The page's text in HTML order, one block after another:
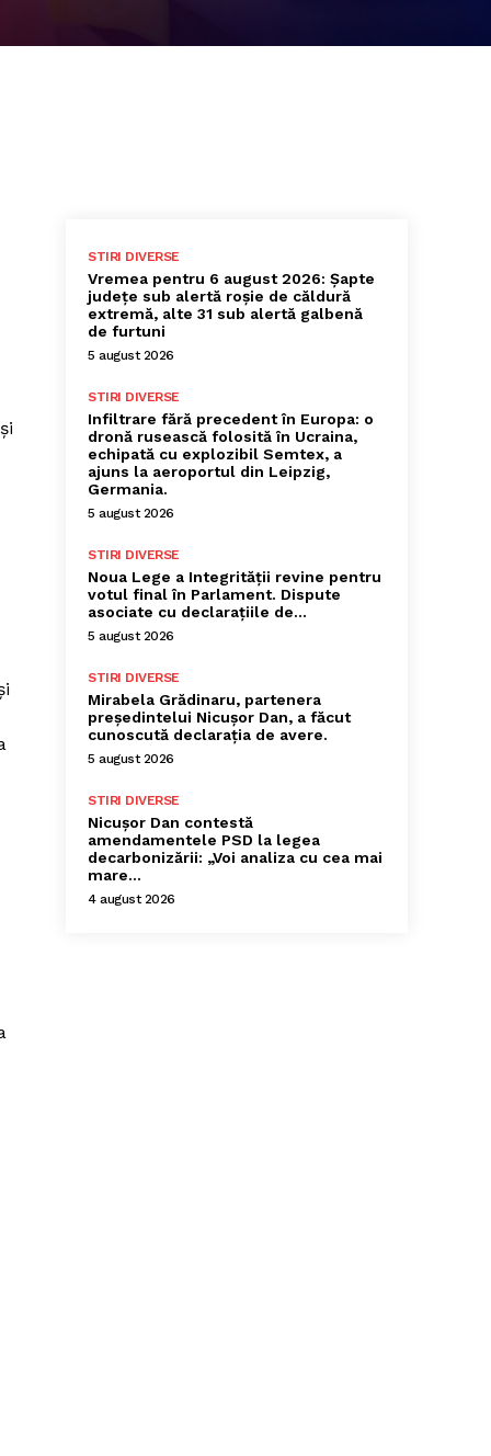
STIRI DIVERSE
Vremea pentru 6 august 2026: Șapte
județe sub alertă roșie de căldură
extremă, alte 31 sub alertă galbenă
de furtuni
5 august 2026
STIRI DIVERSE
Infiltrare fără precedent în Europa: o
dronă rusească folosită în Ucraina,
echipată cu explozibil Semtex, a
ajuns la aeroportul din Leipzig,
Germania.
5 august 2026
STIRI DIVERSE
Noua Lege a Integrității revine pentru
votul final în Parlament. Dispute
asociate cu declarațiile de…
5 august 2026
STIRI DIVERSE
Mirabela Grădinaru, partenera
președintelui Nicușor Dan, a făcut
cunoscută declarația de avere.
5 august 2026
STIRI DIVERSE
Nicușor Dan contestă
amendamentele PSD la legea
decarbonizării: „Voi analiza cu cea mai
mare…
4 august 2026